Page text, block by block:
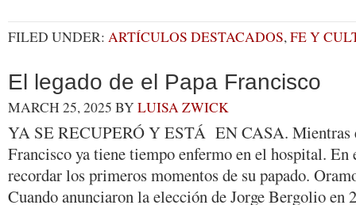
FILED UNDER: ARTÍCULOS DESTACADOS,FE Y
El legado de el Papa Francisco
MARCH 25, 2025 BYLUISA ZWICK
YA SE RECUPERÓ Y ESTÁ EN CASA. Mientras
Francisco ya tiene tiempo enfermo en el hospital. En
recordar los primeros momentos de su papado.
Cuando anunciaron la elección de Jorge Bergolio en